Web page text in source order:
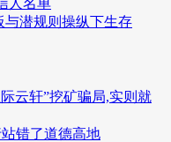
人名单
与潜规则操纵下生存
云轩”挖矿骗局,实则就
错了道德高地